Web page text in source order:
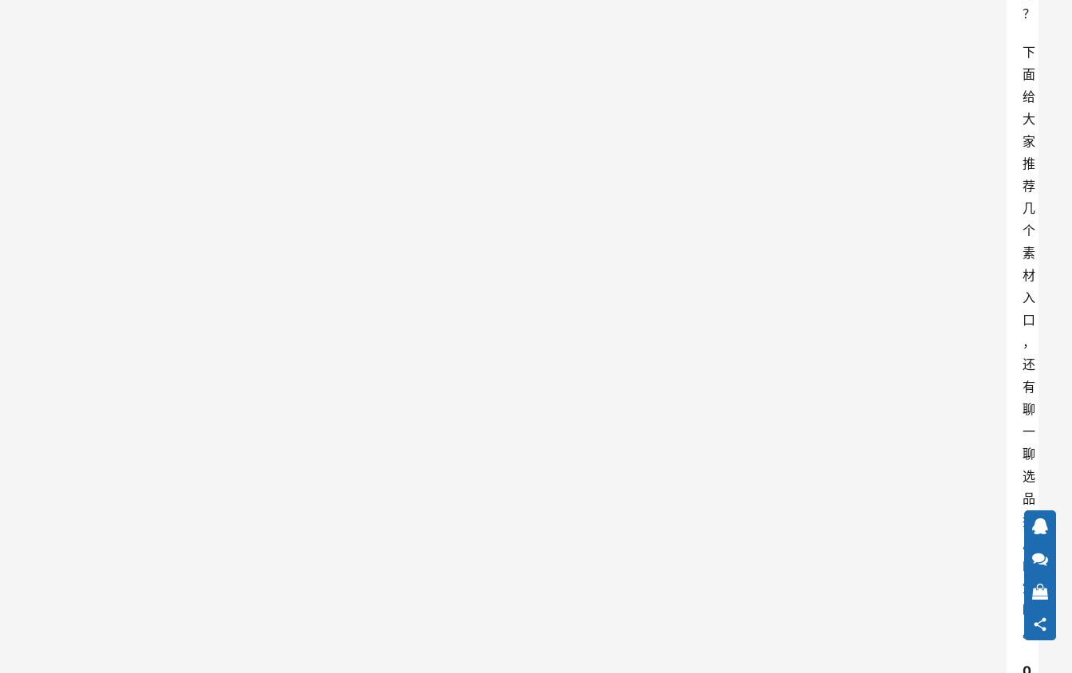
？
下
面
给
大
家
推
荐
几
个
素
材
入
口
，
还
有
聊
一
聊
选
品
推
广
的
策
略
。